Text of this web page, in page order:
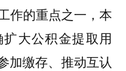
作的重点之一，本
大公积金提取用
加缴存、推动互认